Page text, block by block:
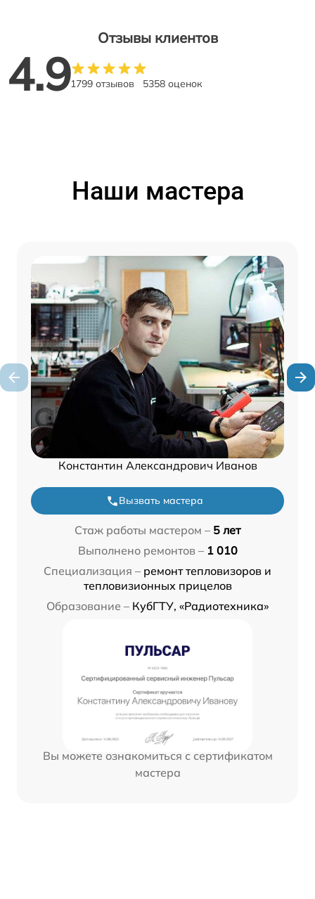
Отзывы клиентов
4.91799 отзывов 5358 оценок
Наши мастера
Константин Александрович Иванов
Вызвать мастера
Стаж работы мастером – 5 лет
Выполнено ремонтов – 1 010
Специализация – ремонт тепловизоров и
тепловизионных прицелов
Образование – КубГТУ, «Радиотехника»
Вы можете ознакомиться с сертификатом
мастера